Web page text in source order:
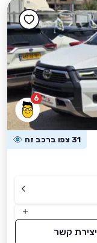
6
31 צפו ברכב זה
יצירת קשר